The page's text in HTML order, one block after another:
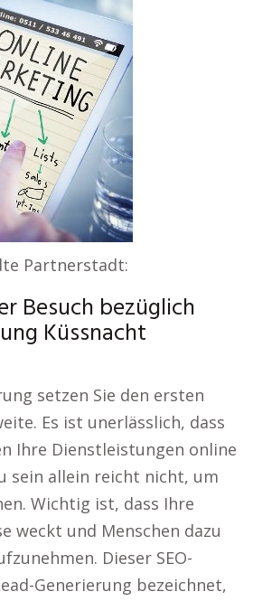
Partnerstadt:
Besuch bezüglich
Küssnacht
setzen Sie den ersten
Es ist unerlässlich, dass
Ihre Dienstleistungen online
sein allein reicht nicht, um
Wichtig ist, dass Ihre
weckt und Menschen dazu
Dieser SEO-
Generierung bezeichnet,